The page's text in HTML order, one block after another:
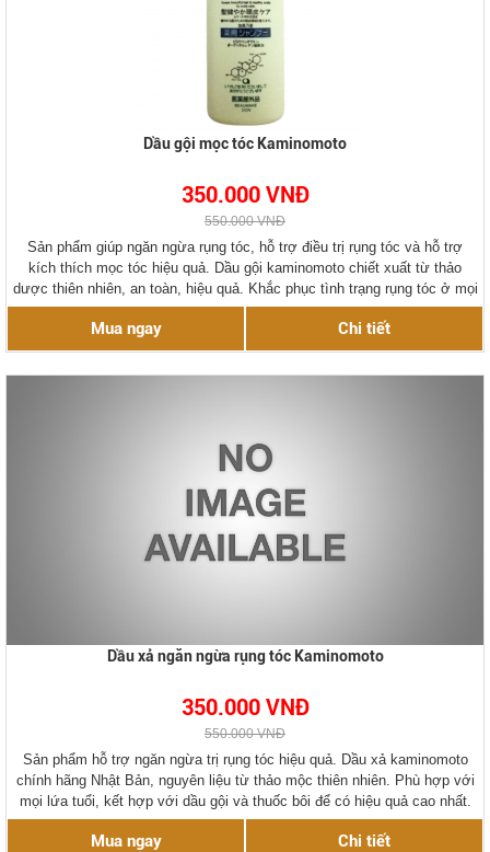
Dầu gội mọc tóc Kaminomoto
350.000 VNĐ
550.000 VNĐ
Sản phẩm giúp ngăn ngừa rụng tóc, hỗ trợ điều trị rụng tóc và hỗ trợ
kích thích mọc tóc hiệu quả. Dầu gội kaminomoto chiết xuất từ thảo
dược thiên nhiên, an toàn, hiệu quả. Khắc phục tình trạng rụng tóc ở mọi
lứa tuổi, hàng chính hãng Nhật Bản.
Mua ngay Chi tiết
Dầu xả ngăn ngừa rụng tóc Kaminomoto
350.000 VNĐ
550.000 VNĐ
Sản phẩm hỗ trợ ngăn ngừa trị rụng tóc hiệu quả. Dầu xả kaminomoto
chính hãng Nhật Bản, nguyên liệu từ thảo mộc thiên nhiên. Phù hợp với
mọi lứa tuổi, kết hợp với dầu gội và thuốc bôi để có hiệu quả cao nhất.
Mua ngay Chi tiết